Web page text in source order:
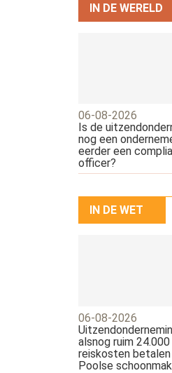
IN DE WERELD
06-08-2026
Is de
nog een
eerder een
officer?
IN DE WET
06-08-2026
alsnog ruim 24.000
reiskosten betalen
Poolse